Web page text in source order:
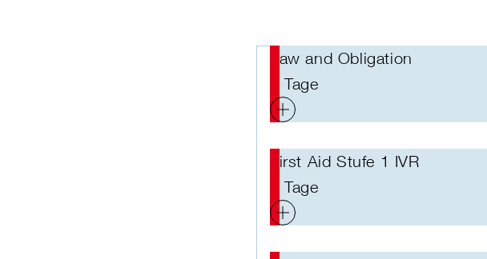
Law and Obligation
1 Tage
First Aid Stufe 1 IVR
3 Tage